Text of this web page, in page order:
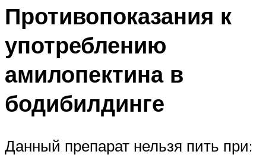
Противопоказания к
употреблению
амилопектина в
бодибилдинге
Данный препарат нельзя пить при: